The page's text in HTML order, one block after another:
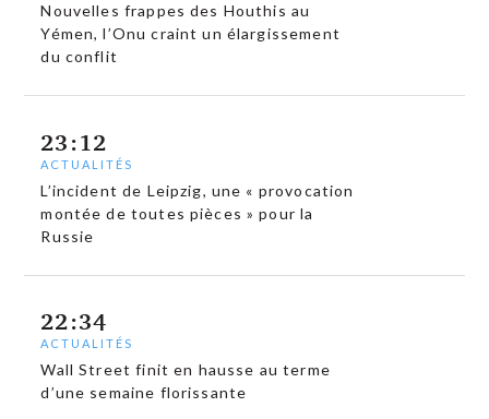
Nouvelles frappes des Houthis au
Yémen, l’Onu craint un élargissement
du conflit
23:12
ACTUALITÉS
L’incident de Leipzig, une « provocation
montée de toutes pièces » pour la
Russie
22:34
ACTUALITÉS
Wall Street finit en hausse au terme
d’une semaine florissante